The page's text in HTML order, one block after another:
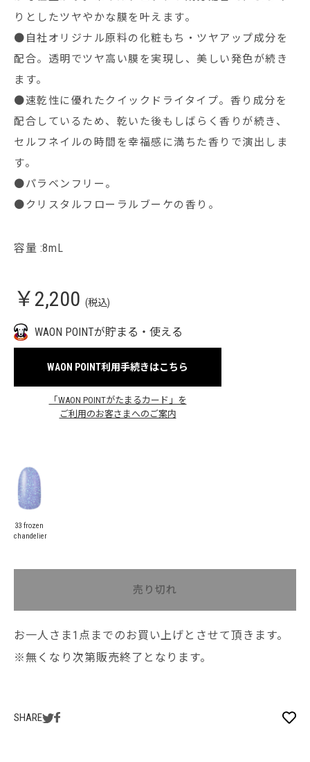
りとしたツヤやかな膜を叶えます。
●自社オリジナル原料の化粧もち・ツヤアップ成分を
配合。透明でツヤ高い膜を実現し、美しい発色が続き
ます。
●速乾性に優れたクイックドライタイプ。香り成分を
配合しているため、乾いた後もしばらく香りが続き、
セルフネイルの時間を幸福感に満ちた香りで演出しま
す。
●パラベンフリー。
●クリスタルフローラルブーケの香り。
容量 :8mL
￥2,200 (税込)
WAON POINTが貯まる・使える
WAON POINT利用手続きはこちら
「WAON POINTがたまるカード」を
ご利用のお客さまへのご案内
33 frozen
chandelier
売り切れ
お一人さま1点までのお買い上げとさせて頂きます。
※無くなり次第販売終了となります。
SHARE